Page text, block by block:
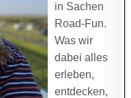
in Sachen
Road-Fun.
Was wir
dabei alles
erleben,
entdecken,